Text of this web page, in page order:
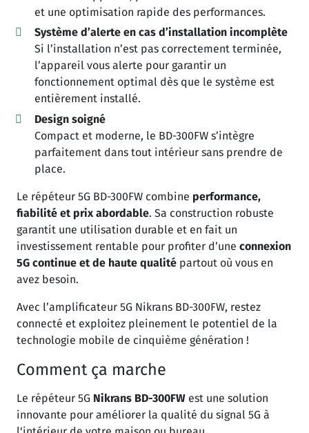
et une optimisation rapide des performances.
Système d’alerte en cas d’installation incomplète
Si l’installation n’est pas correctement terminée,
l’appareil vous alerte pour garantir un
fonctionnement optimal dès que le système est
entièrement installé.
Design soigné
Compact et moderne, le BD-300FW s’intègre
parfaitement dans tout intérieur sans prendre de
place.
Le répéteur 5G BD-300FW combine performance,
fiabilité et prix abordable. Sa construction robuste
garantit une utilisation durable et en fait un
investissement rentable pour profiter d’une connexion
5G continue et de haute qualité partout où vous en
avez besoin.
Avec l’amplificateur 5G Nikrans BD-300FW, restez
connecté et exploitez pleinement le potentiel de la
technologie mobile de cinquième génération !
Comment ça marche
Le répéteur 5G Nikrans BD-300FW est une solution
innovante pour améliorer la qualité du signal 5G à